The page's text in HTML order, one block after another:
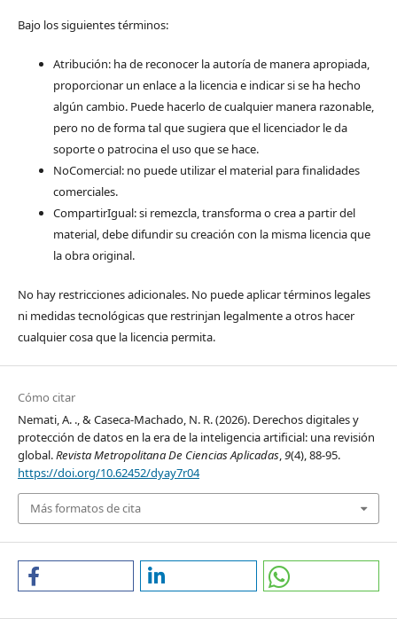
Bajo los siguientes términos:
Atribución: ha de reconocer la autoría de manera apropiada,
proporcionar un enlace a la licencia e indicar si se ha hecho
algún cambio. Puede hacerlo de cualquier manera razonable,
pero no de forma tal que sugiera que el licenciador le da
soporte o patrocina el uso que se hace.
NoComercial: no puede utilizar el material para finalidades
comerciales.
CompartirIgual: si remezcla, transforma o crea a partir del
material, debe difundir su creación con la misma licencia que
la obra original.
No hay restricciones adicionales. No puede aplicar términos legales
ni medidas tecnológicas que restrinjan legalmente a otros hacer
cualquier cosa que la licencia permita.
Cómo citar
Nemati, A. ., & Caseca-Machado, N. R. (2026). Derechos digitales y
protección de datos en la era de la inteligencia artificial: una revisión
global.Revista Metropolitana De Ciencias Aplicadas,9(4), 88-95.
https://doi.org/10.62452/dyay7r04
Más formatos de cita